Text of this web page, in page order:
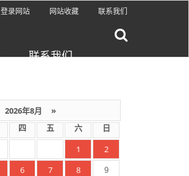
登录网站 网站收藏 联系我们
联系我们
2026年8月 »
四 五 六 日
1
2
6 7 8 9